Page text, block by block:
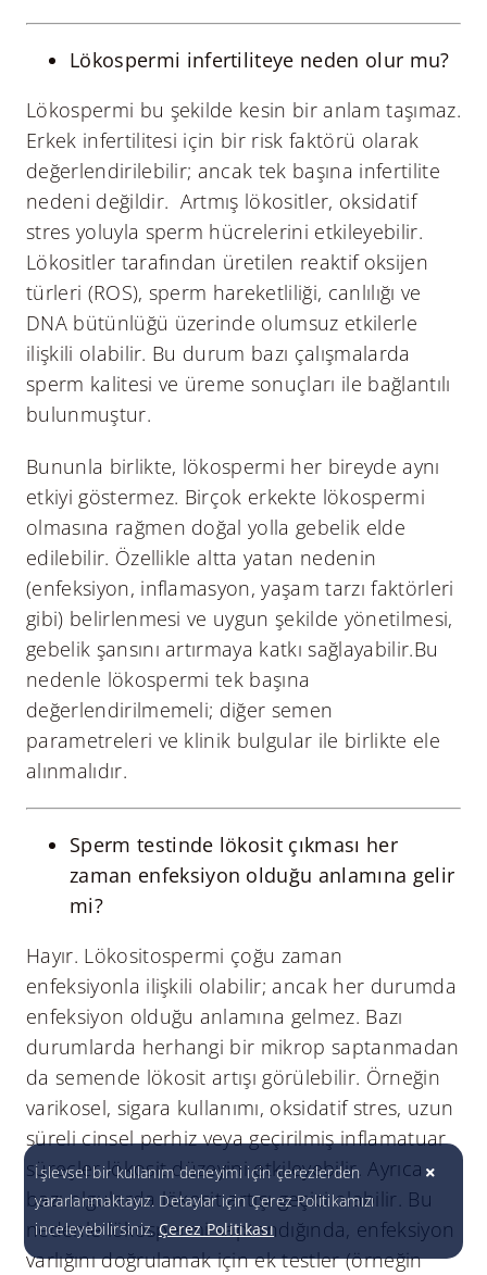
Lökospermi infertiliteye neden olur mu?
Lökospermi bu şekilde kesin bir anlam taşımaz.
Erkek infertilitesi için bir risk faktörü olarak
değerlendirilebilir; ancak tek başına infertilite
nedeni değildir. Artmış lökositler, oksidatif
stres yoluyla sperm hücrelerini etkileyebilir.
Lökositler tarafından üretilen reaktif oksijen
türleri (ROS), sperm hareketliliği, canlılığı ve
DNA bütünlüğü üzerinde olumsuz etkilerle
ilişkili olabilir. Bu durum bazı çalışmalarda
sperm kalitesi ve üreme sonuçları ile bağlantılı
bulunmuştur.
Bununla birlikte, lökospermi her bireyde aynı
etkiyi göstermez. Birçok erkekte lökospermi
olmasına rağmen doğal yolla gebelik elde
edilebilir. Özellikle altta yatan nedenin
(enfeksiyon, inflamasyon, yaşam tarzı faktörleri
gibi) belirlenmesi ve uygun şekilde yönetilmesi,
gebelik şansını artırmaya katkı sağlayabilir.Bu
nedenle lökospermi tek başına
değerlendirilmemeli; diğer semen
parametreleri ve klinik bulgular ile birlikte ele
alınmalıdır.
Sperm testinde lökosit çıkması her
zaman enfeksiyon olduğu anlamına gelir
mi?
Hayır. Lökositospermi çoğu zaman
enfeksiyonla ilişkili olabilir; ancak her durumda
enfeksiyon olduğu anlamına gelmez. Bazı
durumlarda herhangi bir mikrop saptanmadan
da semende lökosit artışı görülebilir. Örneğin
varikosel, sigara kullanımı, oksidatif stres, uzun
süreli cinsel perhiz veya geçirilmiş inflamatuar
süreçler lökosit düzeyini etkileyebilir. Ayrıca
bazı olgularda lökosit artışı geçici olabilir. Bu
nedenle lökospermi saptandığında, enfeksiyon
varlığını doğrulamak için ek testler (örneğin
İşlevsel bir kullanım deneyimi için çerezlerden
yararlanmaktayız. Detaylar için Çerez Politikamızı
inceleyebilirsiniz. Çerez Politikası